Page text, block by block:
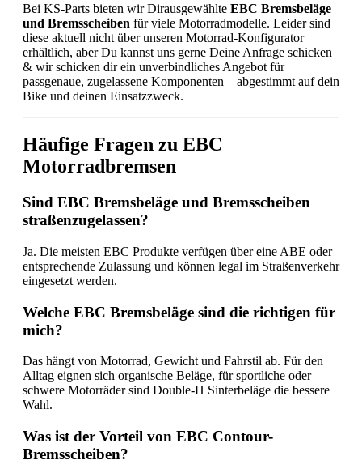
Bei KS-Parts bieten wir Dirausgewählte EBC Bremsbeläge
und Bremsscheiben für viele Motorradmodelle. Leider sind
diese aktuell nicht über unseren Motorrad-Konfigurator
erhältlich, aber Du kannst uns gerne Deine Anfrage schicken
& wir schicken dir ein unverbindliches Angebot für
passgenaue, zugelassene Komponenten – abgestimmt auf dein
Bike und deinen Einsatzzweck.
Häufige Fragen zu EBC
Motorradbremsen
Sind EBC Bremsbeläge und Bremsscheiben
straßenzugelassen?
Ja. Die meisten EBC Produkte verfügen über eine ABE oder
entsprechende Zulassung und können legal im Straßenverkehr
eingesetzt werden.
Welche EBC Bremsbeläge sind die richtigen für
mich?
Das hängt von Motorrad, Gewicht und Fahrstil ab. Für den
Alltag eignen sich organische Beläge, für sportliche oder
schwere Motorräder sind Double-H Sinterbeläge die bessere
Wahl.
Was ist der Vorteil von EBC Contour-
Bremsscheiben?